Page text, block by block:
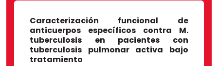
Caracterización funcional de
anticuerpos específicos contra M.
tuberculosis en pacientes con
tuberculosis pulmonar activa bajo
tratamiento